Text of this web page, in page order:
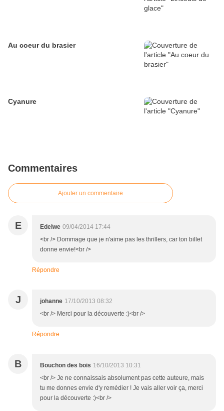
Au coeur du brasier
Cyanure
Commentaires
Ajouter un commentaire
E Edelwe 09/04/2014 17:44
<br /> Dommage que je n'aime pas les thrillers, car ton billet
donne envie!<br />
Répondre
J johanne 17/10/2013 08:32
<br /> Merci pour la découverte :)<br />
Répondre
B Bouchon des bois 16/10/2013 10:31
<br /> Je ne connaissais absolument pas cette auteure, mais
tu me donnes envie d'y remédier ! Je vais aller voir ça, merci
pour la découverte :)<br />